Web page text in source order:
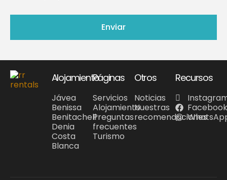
Enviar
Alojamiento
Jávea
Benissa
Benitachell
Denia
Costa
Blanca
Páginas
Servicios
Alojamiento
Preguntas
frecuentes
Turismo
Otros
Noticias
Nuestras
recomendaciones
Recursos